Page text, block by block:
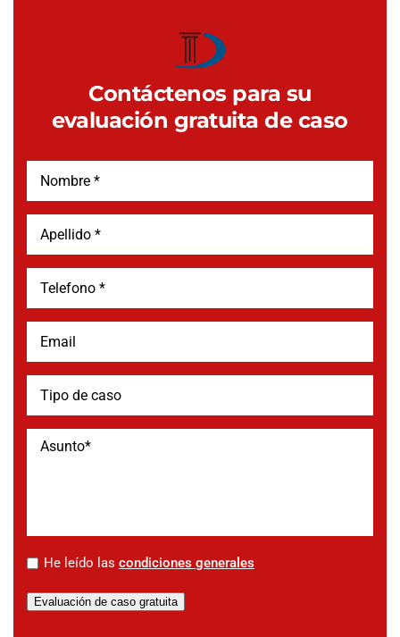
Contáctenos para su
evaluación gratuita de caso
* He leído las condiciones generales
Evaluación de caso gratuita